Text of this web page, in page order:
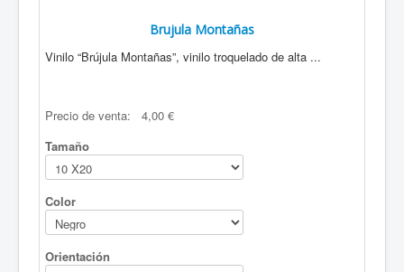
Brujula Montañas
Vinilo “Brújula Montañas”, vinilo troquelado de alta ...
Precio de venta:
4,00 €
Tamaño
Color
Orientación